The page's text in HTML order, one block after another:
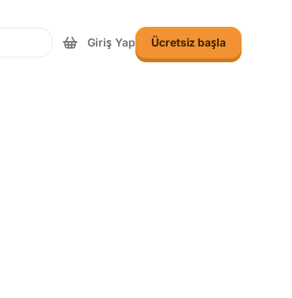
Giriş Yap Ücretsiz başla